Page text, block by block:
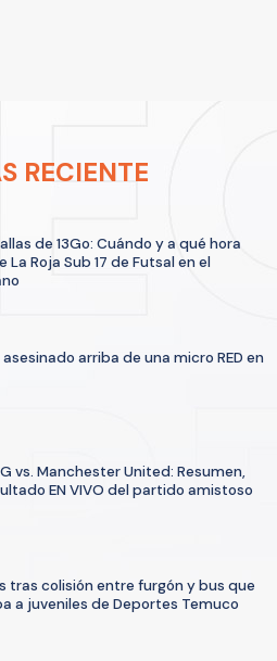
RECIENTE
de 13Go: Cuándo y a qué hora
Roja Sub 17 de Futsal en el
arriba de una micro RED en
vs. Manchester United: Resumen,
EN VIVO del partido amistoso
tras colisión entre furgón y bus que
a juveniles de Deportes Temuco